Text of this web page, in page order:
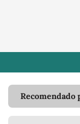
Recomendado